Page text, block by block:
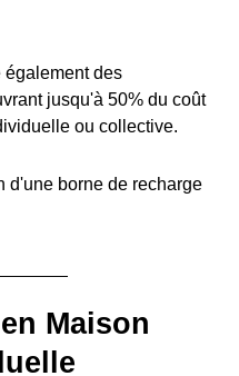
également des
jusqu'à 50% du coût
ou collective.
d'une borne de recharge
Maison